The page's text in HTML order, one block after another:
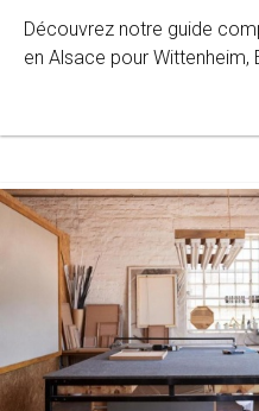
Découvrez notre guide
en Alsace pour Wittenheim,